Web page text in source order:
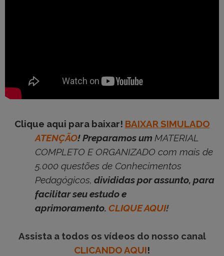
Clique aqui para baixar! BAIXAR SIMULADO
ATENÇÃO! Preparamos um MATERIAL
COMPLETO E ORGANIZADO com mais de
5.000 questões de Conhecimentos
Pedagógicos, divididas por assunto, para
facilitar seu estudo e
aprimoramento. CLIQUE AQUI!
Assista a todos os vídeos do nosso canal
CLICANDO AQUI!